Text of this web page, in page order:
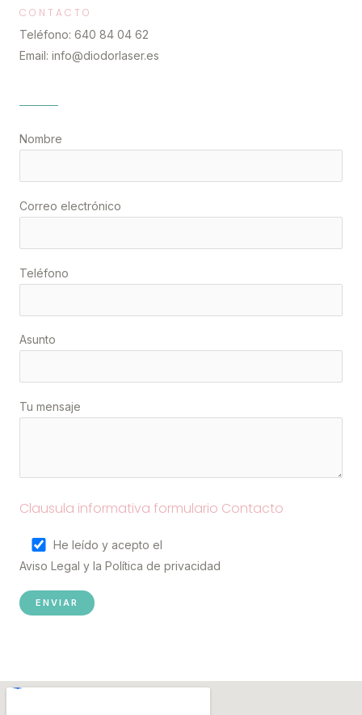
CONTACTO
Teléfono: 640 84 04 62
Email: info@diodorlaser.es
Nombre
Correo electrónico
Teléfono
Asunto
Tu mensaje
Clausula informativa formulario Contacto
He leído y acepto el
Aviso Legal y la Política de privacidad